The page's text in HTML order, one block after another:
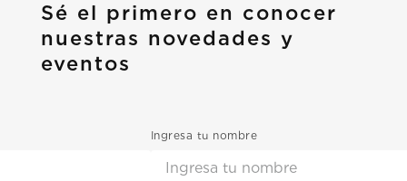
Sé el primero en conocer
nuestras novedades y
eventos
Ingresa tu nombre